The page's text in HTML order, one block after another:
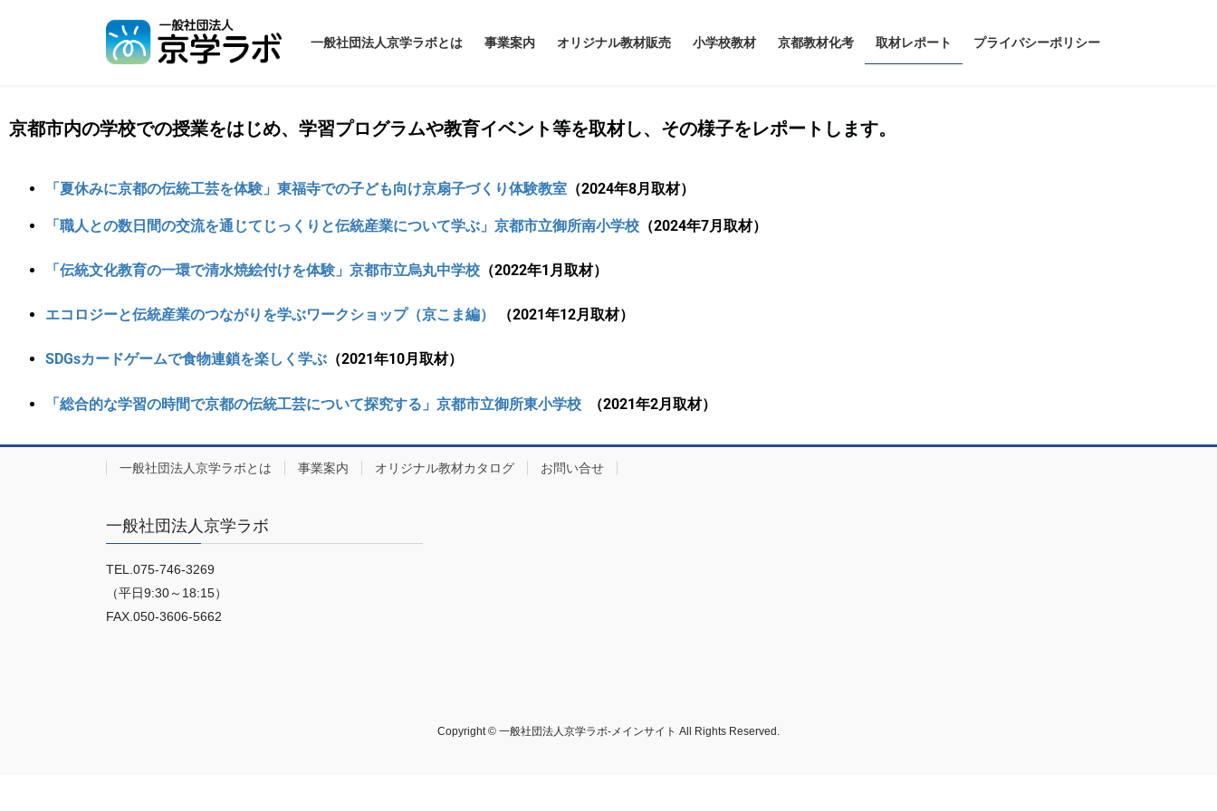
一般社団法人京学ラボとは 事業案内 オリジナル教材販売 小学校教材 京都教材化考 取材レポート プライバシーポリシー
京都市内の学校での授業をはじめ、学習プログラムや教育イベント等を取材し、その様子をレポートします。
「夏休みに京都の伝統工芸を体験」東福寺での子ども向け京扇子づくり体験教室 （2024年8月取材）
「職人との数日間の交流を通じてじっくりと伝統産業について学ぶ」京都市立御所南小学校 （2024年7月取材）
「伝統文化教育の一環で清水焼絵付けを体験」京都市立烏丸中学校 （2022年1月取材）
エコロジーと伝統産業のつながりを学ぶワークショップ（京こま編） （2021年12月取材）
SDGsカードゲームで食物連鎖を楽しく学ぶ （2021年10月取材）
「総合的な学習の時間で京都の伝統工芸について探究する」京都市立御所東小学校 （2021年2月取材）
一般社団法人京学ラボとは 事業案内 オリジナル教材カタログ お問い合せ
一般社団法人京学ラボ
TEL.075-746-3269
（平日9:30～18:15）
FAX.050-3606-5662
Copyright © 一般社団法人京学ラボ-メインサイト All Rights Reserved.